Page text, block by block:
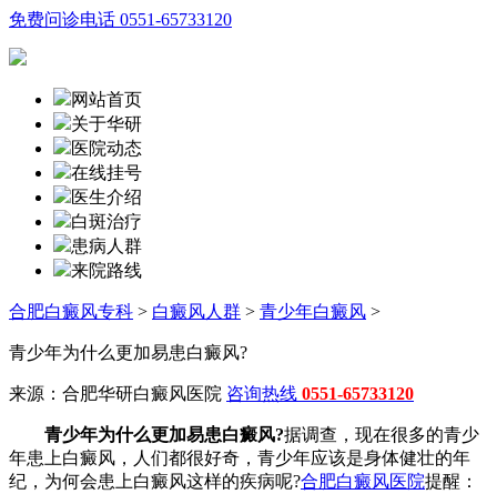
免费问诊电话 0551-65733120
网站首页
关于华研
医院动态
在线挂号
医生介绍
白斑治疗
患病人群
来院路线
合肥白癜风专科 > 白癜风人群 > 青少年白癜风 >
青少年为什么更加易患白癜风?
来源：合肥华研白癜风医院 咨询热线 0551-65733120
青少年为什么更加易患白癜风?据调查，现在很多的青少
年患上白癜风，人们都很好奇，青少年应该是身体健壮的年
纪，为何会患上白癜风这样的疾病呢?合肥白癜风医院提醒：